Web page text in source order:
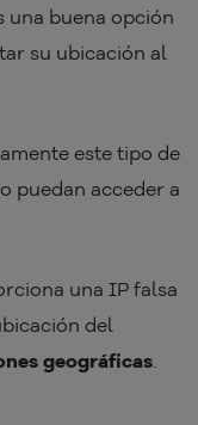
una buena opción
su ubicación al
este tipo de
puedan acceder a
una IP falsa
del
geográficas